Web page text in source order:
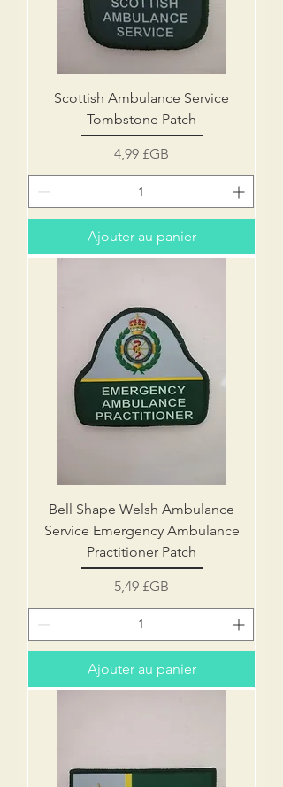
Scottish Ambulance Service
Tombstone Patch
Prix
4,99 £GB
Ajouter au panier
Bell Shape Welsh Ambulance
Service Emergency Ambulance
Practitioner Patch
Prix
5,49 £GB
Ajouter au panier